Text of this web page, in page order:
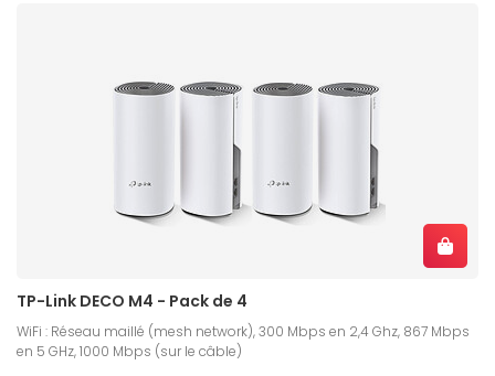
TP-Link DECO M4 - Pack de 4
WiFi : Réseau maillé (mesh network), 300 Mbps en 2,4 Ghz, 867 Mbps
en 5 GHz, 1000 Mbps (sur le câble)